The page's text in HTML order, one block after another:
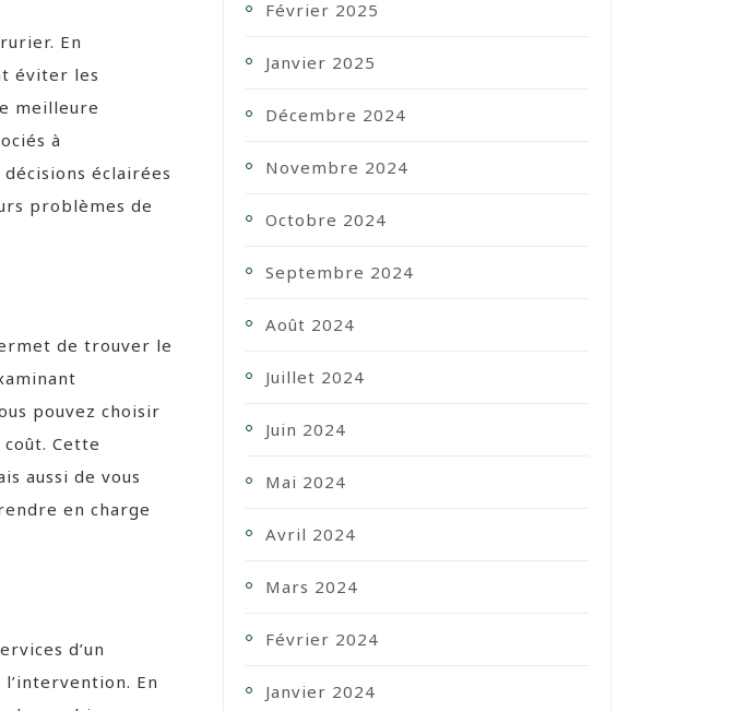
En
éviter les
meilleure
à
éclairées
problèmes de
de trouver le
pouvez choisir
Cette
aussi de vous
en charge
d’un
En
Février 2025
Janvier 2025
Décembre 2024
Novembre 2024
Octobre 2024
Septembre 2024
Août 2024
Juillet 2024
Juin 2024
Mai 2024
Avril 2024
Mars 2024
Février 2024
Janvier 2024